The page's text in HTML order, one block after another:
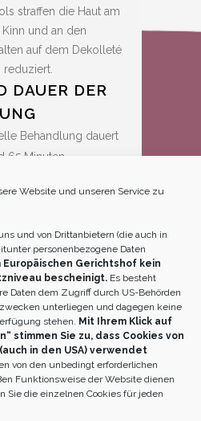
Website und unseren Service zu
und von Drittanbietern (die auch in
personenbezogene Daten
Europäischen Gerichtshof kein
bescheinigt. Es besteht
Daten dem Zugriff durch US-Behörden
unterliegen und dagegen keine
stehen. Mit Ihrem Klick auf
stimmen Sie zu, dass Cookies von
in den USA) verwendet
von den unbedingt erforderlichen
Funktionsweise der Website dienen
Sie die einzelnen Cookies für jeden
straffen die Haut am
und an den
auf dem Dekolleté
reduziert.
DAUER DER
Behandlung dauert
65 Minuten
Einheit
und Crystal
€ 1.100,00 + 2